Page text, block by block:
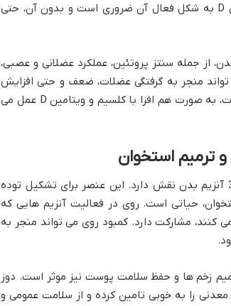
ویتامین D در کلیه ها کمک می کند. منیزیم برای تبدیل ویتامین D به شکل فعال آن ضروری است و بدون آن، حتی
در بیش از 300 واکنش آنزیمی بدن، از جمله سنتز پروتئین، عملکرد عضلانی و عصبی،
منجر به گرفتگی عضلات، ضعف و حتی افزایش
خطر پوکی استخوان شود. دوز 50 میلی گرمی منیزیم در ویتاکل فورت، به صورت هم افزا با کلسیم و ویتامین D عمل می
روی یک ماده معدنی کمیاب اما ضروری است که در بیش از 300 آنزیم بدن نقش دارد. این عنصر برای تشکیل توده
حیاتی است. روی در فعالیت آنزیم هایی که
کنند، مشارکت دارد. کمبود روی می تواند منجر به
زخم ها و حفظ سلامت پوست نیز موثر است. دوز
معدنی را به خوبی تامین کرده و از سلامت عمومی و